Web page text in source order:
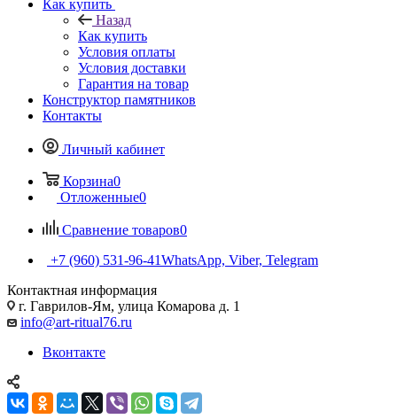
Как купить
Назад
Как купить
Условия оплаты
Условия доставки
Гарантия на товар
Конструктор памятников
Контакты
Личный кабинет
Корзина0
Отложенные0
Сравнение товаров0
+7 (960) 531-96-41WhatsApp, Viber, Telegram
Контактная информация
г. Гаврилов-Ям, улица Комарова д. 1
info@art-ritual76.ru
Вконтакте